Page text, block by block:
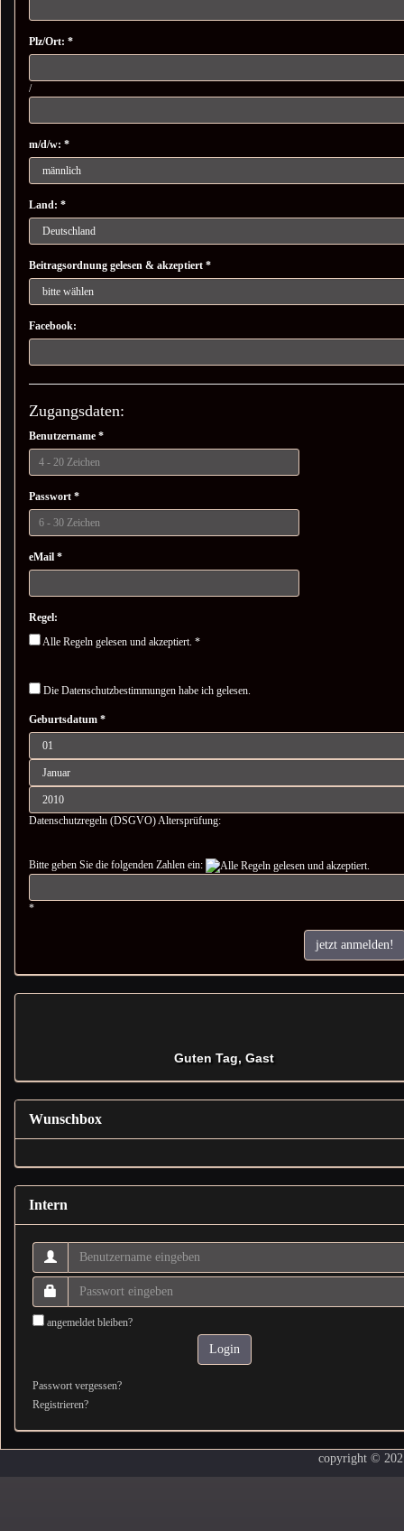
Plz/Ort: *
/
m/d/w: *
Land: *
Beitragsordnung gelesen & akzeptiert *
Facebook:
Zugangsdaten:
Benutzername *
Passwort *
eMail *
Regel:
Alle Regeln gelesen und akzeptiert. *
Die Datenschutzbestimmungen habe ich gelesen.
Geburtsdatum *
Datenschutzregeln (DSGVO) Altersprüfung:
Bitte geben Sie die folgenden Zahlen ein:
*
jetzt anmelden!
Guten Tag, Gast
Wunschbox
Intern
angemeldet bleiben?
Login
Passwort vergessen?
Registrieren?
copyright ©